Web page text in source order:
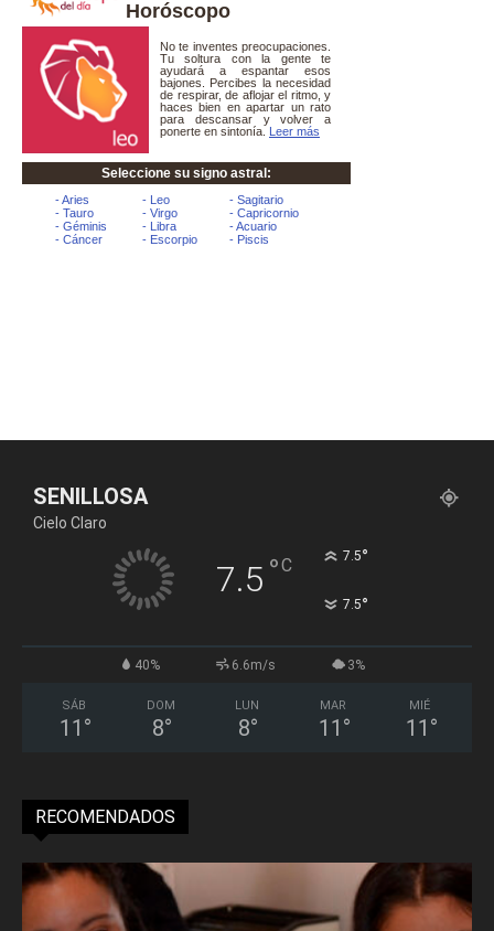
Horóscopo
SENILLOSA
Cielo Claro
7.5 °C 7.5°
7.5°
40% 6.6m/s 3%
SÁB
11 °
DOM
8°
LUN
8°
MAR
11 °
MIÉ
11 °
RECOMENDADOS